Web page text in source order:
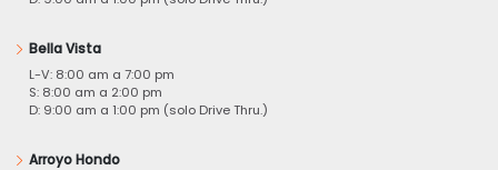
Bella Vista
L-V: 8:00 am a 7:00 pm
S: 8:00 am a 2:00 pm
D: 9:00 am a 1:00 pm (solo Drive Thru.)
Arroyo Hondo